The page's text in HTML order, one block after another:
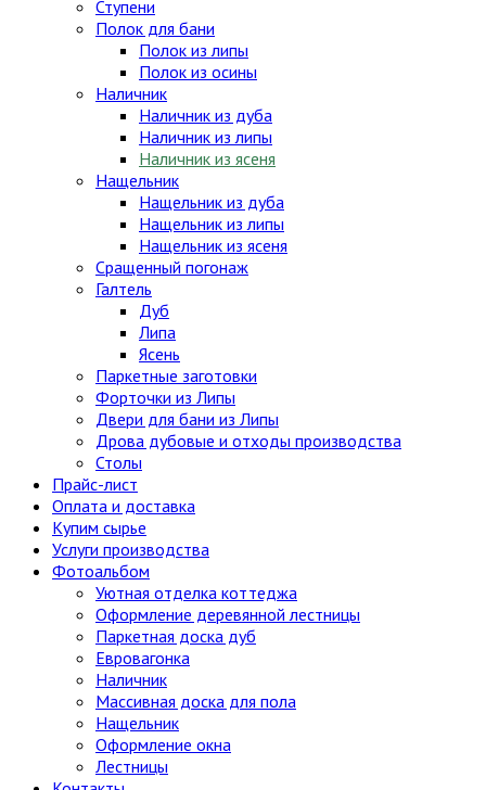
Ступени
Полок для бани
Полок из липы
Полок из осины
Наличник
Наличник из дуба
Наличник из липы
Наличник из ясеня
Нащельник
Нащельник из дуба
Нащельник из липы
Нащельник из ясеня
Сращенный погонаж
Галтель
Дуб
Липа
Ясень
Паркетные заготовки
Форточки из Липы
Двери для бани из Липы
Дрова дубовые и отходы производства
Столы
Прайс-лист
Оплата и доставка
Купим сырье
Услуги производства
Фотоальбом
Уютная отделка коттеджа
Оформление деревянной лестницы
Паркетная доска дуб
Евровагонка
Наличник
Массивная доска для пола
Нащельник
Оформление окна
Лестницы